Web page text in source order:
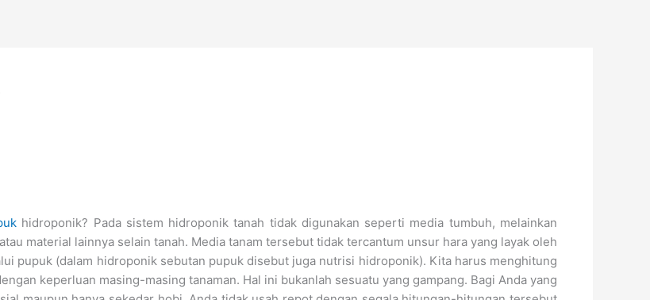
hidroponik? Pada sistem hidroponik tanah tidak digunakan seperti media tumbuh, melainkan
material lainnya selain tanah. Media tanam tersebut tidak tercantum unsur hara yang layak oleh
pupuk (dalam hidroponik sebutan pupuk disebut juga nutrisi hidroponik). Kita harus menghitung
keperluan masing-masing tanaman. Hal ini bukanlah sesuatu yang gampang. Bagi Anda yang